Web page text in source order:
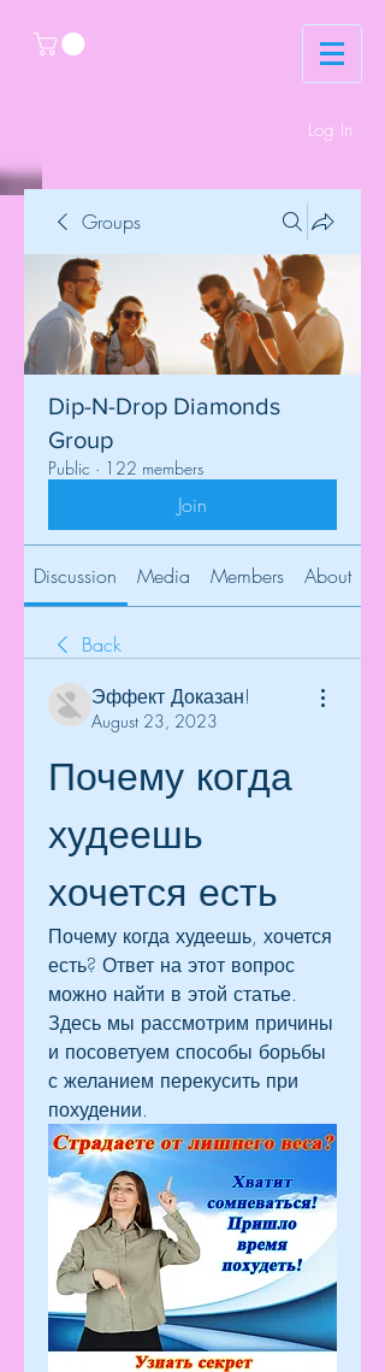
Log In
Groups
Dip-N-Drop Diamonds
Group
Public · 122 members
Join
Discussion Media Members About
Back
Эффект Доказан!
August 23, 2023
Почему когда
худеешь
хочется есть
Почему когда худеешь, хочется
есть? Ответ на этот вопрос
можно найти в этой статье.
Здесь мы рассмотрим причины
и посоветуем способы борьбы
с желанием перекусить при
похудении.